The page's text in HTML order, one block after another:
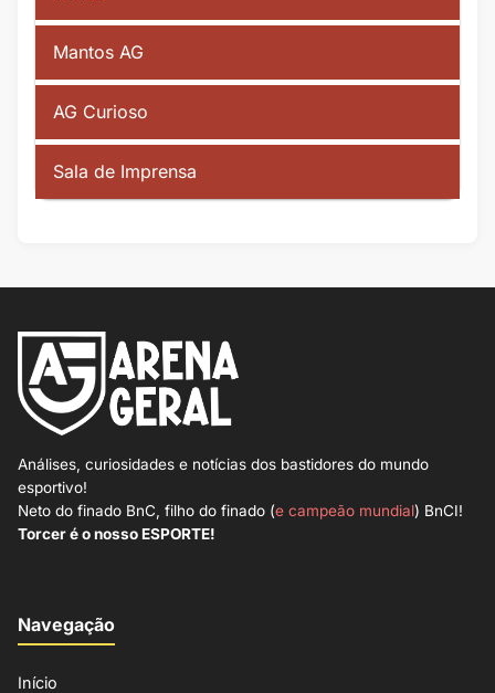
Mantos AG
AG Curioso
Sala de Imprensa
Análises, curiosidades e notícias dos bastidores do mundo
esportivo!
Neto do finado BnC, filho do finado (e campeão mundial) BnCI!
Torcer é o nosso ESPORTE!
Navegação
Início